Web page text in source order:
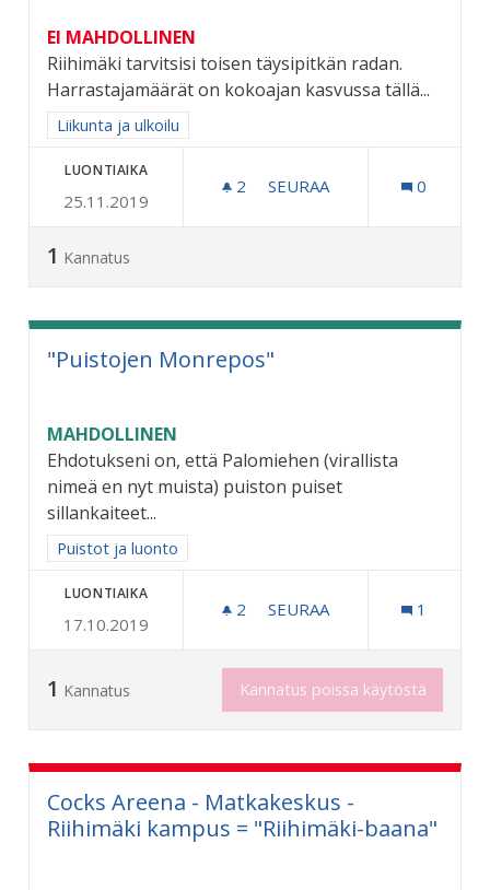
EI MAHDOLLINEN
Riihimäki tarvitsisi toisen täysipitkän radan.
Harrastajamäärät on kokoajan kasvussa tällä...
Rajaa tulokset aihepiirin mukaan: Liikunta ja ulkoilu
Liikunta ja ulkoilu
LUONTIAIKA
25.11.2019
2 2 SEURAAJAA
SEURAA 0
1 Kannatus
"Puistojen Monrepos"
MAHDOLLINEN
Ehdotukseni on, että Palomiehen (virallista
nimeä en nyt muista) puiston puiset
sillankaiteet...
Rajaa tulokset aihepiirin mukaan: Puistot ja luonto
Puistot ja luonto
LUONTIAIKA
17.10.2019
2 2 SEURAAJAA
SEURAA 1
1 Kannatus Kannatus poissa käytöstä
Cocks Areena - Matkakeskus -
Riihimäki kampus = "Riihimäki-baana"